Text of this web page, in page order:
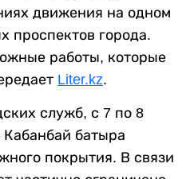
движения на одном
проспектов города.
работы, которые
Liter.kz.
служб, с 7 по 8
Кабанбай батыра
покрытия. В связи